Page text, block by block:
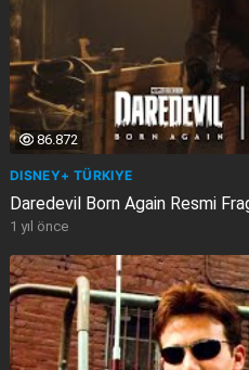
86.872
DISNEY+ TÜRKIYE
Daredevil Born Again Resmi
1 yıl önce